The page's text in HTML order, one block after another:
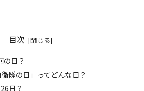
目次
の日？
隊の日」ってどんな日？
日？